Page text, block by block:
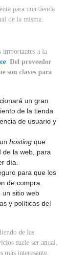
para una tienda
de la misma.
importantes a la
Del proveedor
son claves para
un gran
de la tienda
de usuario y
hosting que
de la web, para
día.
para que los
de compra.
un sitio web
y políticas del
de las
suele ser anual,
más interesante.